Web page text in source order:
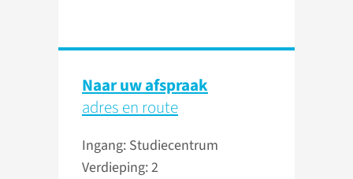
Naar uw afspraak
adres en route
Ingang: Studiecentrum
Verdieping: 2